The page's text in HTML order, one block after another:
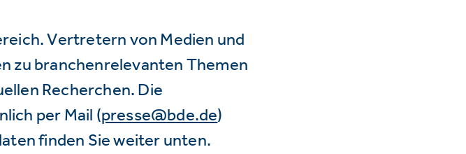
Vertretern von Medien und
zu branchenrelevanten Themen
Recherchen. Die
per Mail (presse@bde.de)
finden Sie weiter unten.